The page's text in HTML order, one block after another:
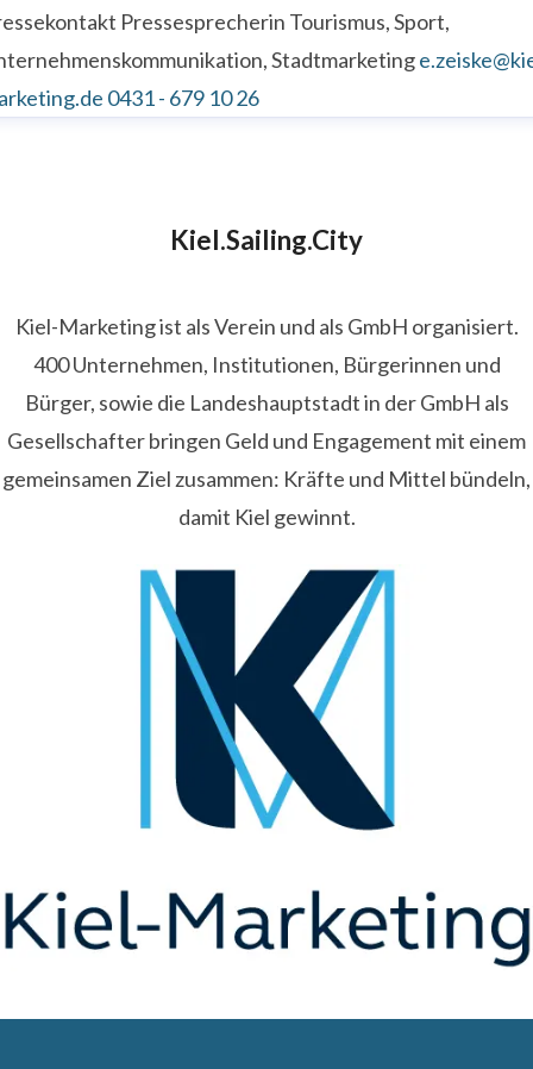
Pressesprecherin Tourismus, Sport,
Stadtmarketing
0431 - 679 10 26
Kiel.Sailing.City
Kiel-Marketing ist als Verein und als GmbH organisiert.
400 Unternehmen, Institutionen, Bürgerinnen und
Bürger, sowie die Landeshauptstadt in der GmbH als
Gesellschafter bringen Geld und Engagement mit einem
gemeinsamen Ziel zusammen: Kräfte und Mittel bündeln,
damit Kiel gewinnt.